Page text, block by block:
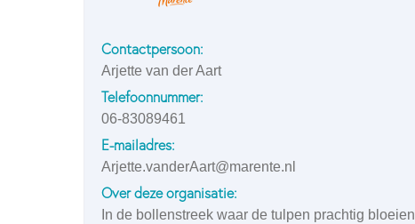
Contactpersoon:
Arjette van der Aart
Telefoonnummer:
06-83089461
E-mailadres:
Arjette.vanderAart@marente.nl
Over deze organisatie:
In de bollenstreek waar de tulpen prachtig bloeien